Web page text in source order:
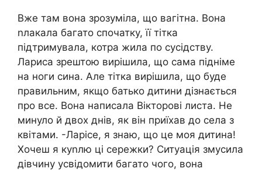
Вже там вона зрозуміла, що вагітна. Вона
nлакала багато спочатку, її тітка
підтримувала, котра жила по сусідству.
Лариса зрештою вирішила, що сама підніме
на ноги сина. Але тітка вирішила, що буде
правильним, якщо батько дитини дізнається
про все. Вона написала Вікторові листа. Не
минуло й двох днів, як він приїхав до села з
квітами. -Ларісе, я знаю, що це моя дитина!
Хочеш я куnлю ці сережки? Ситуація змусила
дівчину усвідомити багато чого, вона